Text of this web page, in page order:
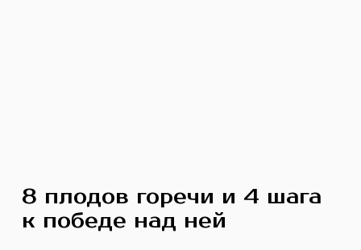
8 плодов горечи и 4 шага
к победе над ней